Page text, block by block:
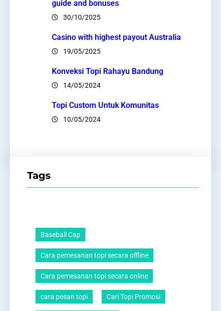
guide and bonuses
30/10/2025
Casino with highest payout Australia
19/05/2025
Konveksi Topi Rahayu Bandung
14/05/2024
Topi Custom Untuk Komunitas
10/05/2024
Tags
Baseball Cap
Cara pemesanan topi secara offline
Cara pemesanan topi secara online
cara pesan topi Cari Topi Promosi